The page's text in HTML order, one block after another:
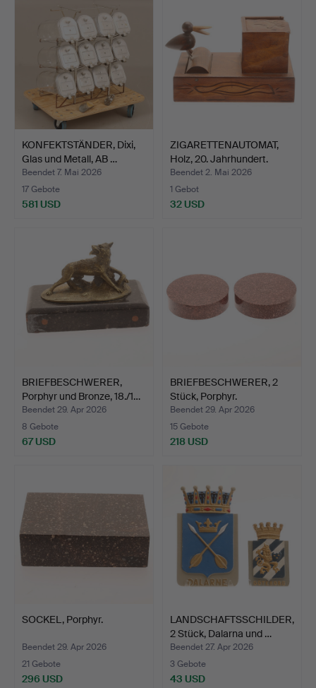
KONFEKTSTÄNDER, Dixi,
Glas und Metall, AB …
Beendet 7. Mai 2026
17 Gebote
581 USD
ZIGARETTENAUTOMAT,
Holz, 20. Jahrhundert.
Beendet 2. Mai 2026
1 Gebot
32 USD
BRIEFBESCHWERER,
Porphyr und Bronze, 18./1…
Beendet 29. Apr 2026
8 Gebote
67 USD
BRIEFBESCHWERER, 2
Stück, Porphyr.
Beendet 29. Apr 2026
15 Gebote
218 USD
SOCKEL, Porphyr.
Beendet 29. Apr 2026
21 Gebote
296 USD
LANDSCHAFTSSCHILDER,
2 Stück, Dalarna und …
Beendet 27. Apr 2026
3 Gebote
43 USD